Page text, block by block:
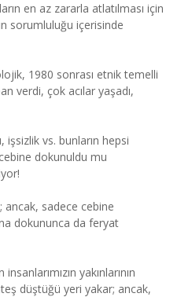
en az zararla atlatılması için
sorumluluğu içerisinde
1980 sonrası etnik temelli
verdi, çok acılar yaşadı,
işsizlik vs. bunların hepsi
dokunuldu mu
sadece cebine
dokununca da feryat
yakınlarının
düştüğü yeri yakar; ancak,